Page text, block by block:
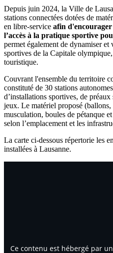
Depuis juin 2024, la Ville de
stations connectées dotées de
en libre-service afin
l’accès à la pratique sportive
permet également de dynamiser
sportives de la Capitale
touristique.
Couvrant l'ensemble du territoire
constituté de 30 stations
d’installations sportives, de préaux
jeux. Le matériel proposé (ballons,
musculation, boules de pétanque
selon l’emplacement et les
La carte ci-dessous répertorie les
installées à Lausanne.
Ce contenu est hébergé par